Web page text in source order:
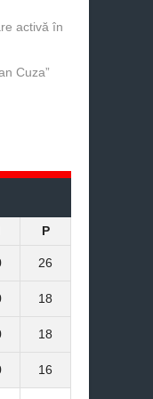
activă în
Cuza”
P
26
18
18
16